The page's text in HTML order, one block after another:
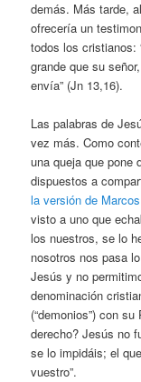
demás. Más tarde,
ofrecería un
todos los cristianos:
grande que su
envía” (Jn 13,16).
Las palabras de
vez más. Como
una queja que pone
dispuestos a
la versión de
visto a uno que
los nuestros, se lo
nosotros nos pasa
Jesús y no
denominación
(“demonios”) con
derecho? Jesús no
se lo impidáis; el
vuestro”.